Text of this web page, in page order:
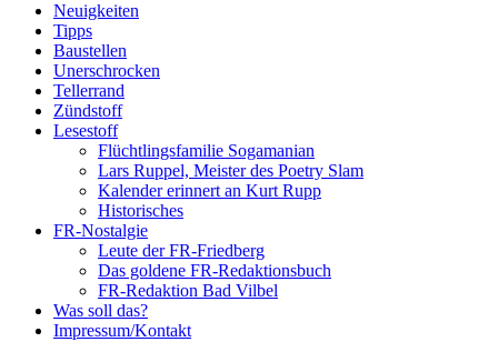
Neuigkeiten
Tipps
Baustellen
Unerschrocken
Tellerrand
Zündstoff
Lesestoff
Flüchtlingsfamilie Sogamanian
Lars Ruppel, Meister des Poetry Slam
Kalender erinnert an Kurt Rupp
Historisches
FR-Nostalgie
Leute der FR-Friedberg
Das goldene FR-Redaktionsbuch
FR-Redaktion Bad Vilbel
Was soll das?
Impressum/Kontakt